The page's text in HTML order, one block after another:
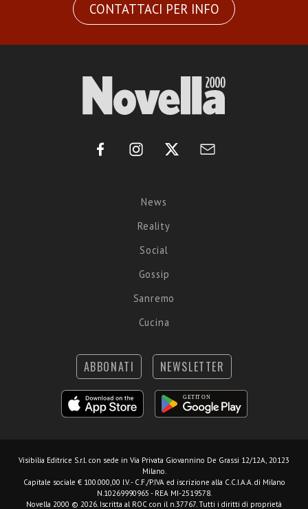
CONTATTACI PER INFO
News
Reality
Social
Gossip
Sanremo
Cucina
ABBONATI NEWSLETTER
Visibilia Editrice S.r.l. con sede in Via Privata Giovannino De Grassi 12/12A, 20123
Milano.
Capitale sociale € 100.000,00 I.V. - C.F./P.IVA ed iscrizione alla C.C.I.A.A. di Milano
N.10269990965 - REA MI-2519578.
Novella 2000 © 2026. Iscritta al ROC con il n.37767. Tutti i diritti di proprietà